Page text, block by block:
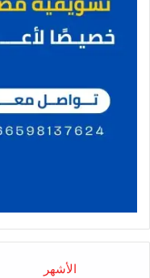
الأشهر